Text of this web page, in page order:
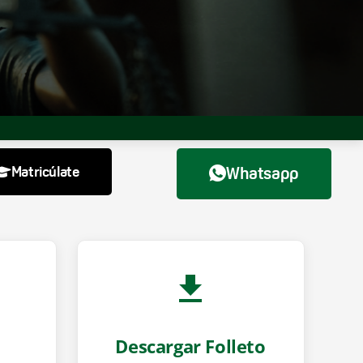
Matricúlate Whatsapp
Descargar Folleto